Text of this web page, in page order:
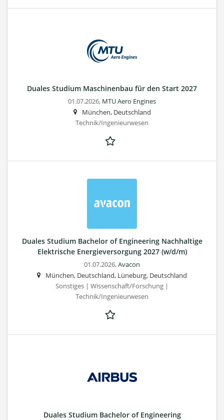
Duales Studium Maschinenbau für den Start 2027
01.07.2026, MTU Aero Engines
München, Deutschland
Technik/Ingenieurwesen
Duales Studium Bachelor of Engineering Nachhaltige
Elektrische Energieversorgung 2027 (w/d/m)
01.07.2026,Avacon
München, Deutschland, Lüneburg, Deutschland
Sonstiges | Wissenschaft/Forschung |
Technik/Ingenieurwesen
Duales Studium Bachelor of Engineering